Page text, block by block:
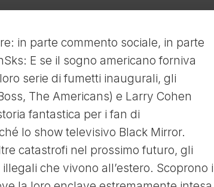
in parte commento sociale, in parte
E se il sogno americano forniva
serie di fumetti inaugurali, gli
The Americans) e Larry Cohen
fantastica per i fan di
lo show televisivo Black Mirror.
catastrofi nel prossimo futuro, gli
che vivono all’estero. Scoprono